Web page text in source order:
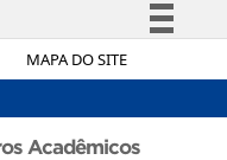
MAPA DO SITE
Simplifique!
Acadêmicos